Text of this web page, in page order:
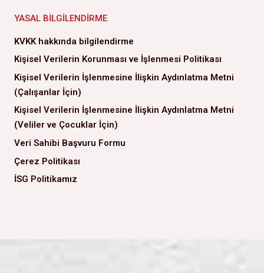
YASAL BILGILENDIRME
KVKK hakkında bilgilendirme
Kişisel Verilerin Korunması ve İşlenmesi Politikası
Kişisel Verilerin İşlenmesine İlişkin Aydınlatma Metni
(Çalışanlar İçin)
Kişisel Verilerin İşlenmesine İlişkin Aydınlatma Metni
(Veliler ve Çocuklar İçin)
Veri Sahibi Başvuru Formu
Çerez Politikası
İSG Politikamız